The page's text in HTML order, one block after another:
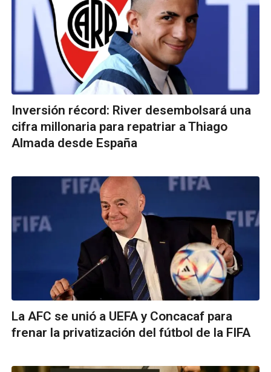
Inversión récord: River desembolsará una
cifra millonaria para repatriar a Thiago
Almada desde España
La AFC se unió a UEFA y Concacaf para
frenar la privatización del fútbol de la FIFA